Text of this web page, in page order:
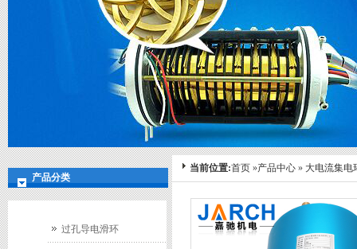
产品分类
过孔导电滑环
当前位置:首页 »产品中心 » 大电流集电